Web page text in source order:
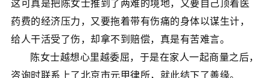
药费的经济压力，又要拖着带有伤痛的身体以谋生计，
给人干活受了伤，却拿不到赔偿，真是有苦难言。
陈女士越想心里越委屈，于是在家人一起商量之后，
咨询时联系上了北京市元甲律所，就此结下了善缘。